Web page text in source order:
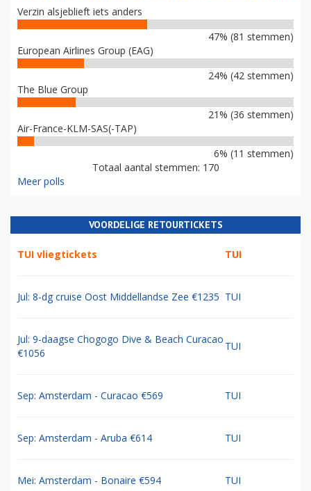
Verzin alsjeblieft iets anders
47% (81 stemmen)
European Airlines Group (EAG)
24% (42 stemmen)
The Blue Group
21% (36 stemmen)
Air-France-KLM-SAS(-TAP)
6% (11 stemmen)
Totaal aantal stemmen: 170
Meer polls
VOORDELIGE RETOURTICKETS
TUI vliegtickets TUI
Jul: 8-dg cruise Oost Middellandse Zee €1235 TUI
Jul: 9-daagse Chogogo Dive & Beach Curacao
€1056
TUI
Sep: Amsterdam - Curacao €569 TUI
Sep: Amsterdam - Aruba €614 TUI
Mei: Amsterdam - Bonaire €594 TUI